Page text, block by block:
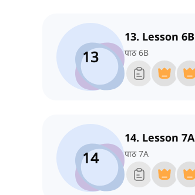
13
13. Lesson 6B
पाठ 6B
14
14. Lesson 7A
पाठ 7A